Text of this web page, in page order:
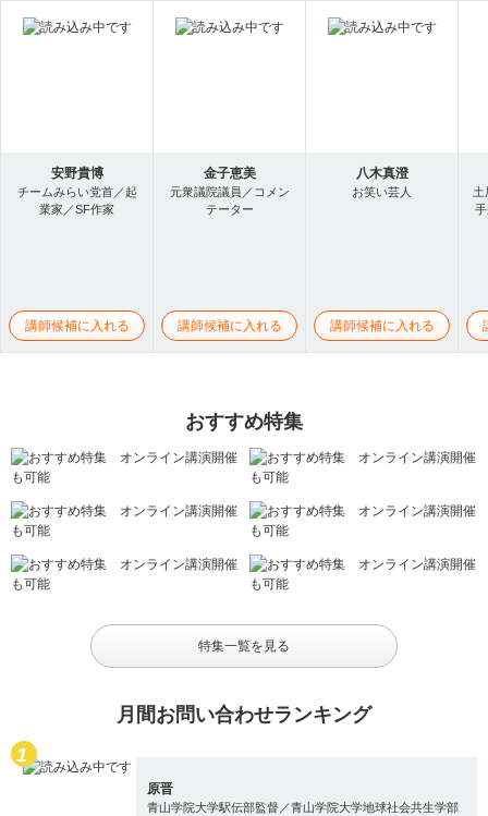
安野貴博
チームみらい党首／起
業家／SF作家
講師候補に入れる
金子恵美
元衆議院議員／コメン
テーター
講師候補に入れる
八木真澄
お笑い芸人
講師候補に入れる
土
おすすめ特集
特集一覧を見る
月間お問い合わせランキング
原晋
青山学院大学駅伝部監督／青山学院大学地球社会共生学部